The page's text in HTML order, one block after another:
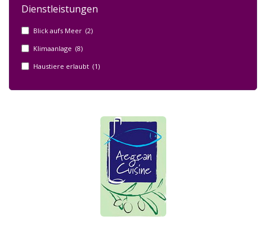
Dienstleistungen
Blick aufs Meer (2)
Klimaanlage (8)
Haustiere erlaubt (1)